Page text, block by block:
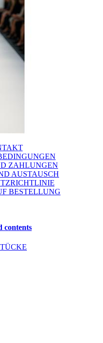
ZAHLUNGEN
AUSTAUSCH
BESTELLUNG
contents